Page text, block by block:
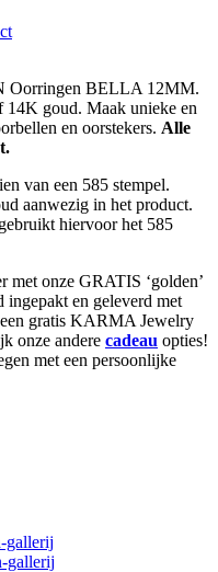
Oorringen BELLA 12MM.
14K goud. Maak unieke en
en oorstekers. Alle
van een 585 stempel.
aanwezig in het product.
hiervoor het 585
met onze GRATIS ‘golden’
en geleverd met
gratis KARMA Jewelry
onze andere cadeau opties!
met een persoonlijke
gallerij
gallerij